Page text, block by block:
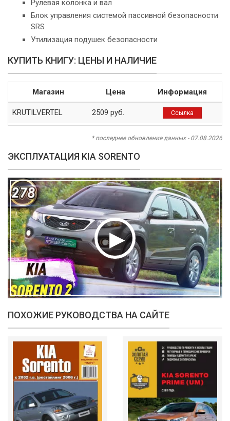
Рулевая колонка и вал
Блок управления системой пассивной безопасности
SRS
Утилизация подушек безопасности
КУПИТЬ КНИГУ: ЦЕНЫ И НАЛИЧИЕ
Магазин Цена Информация
KRUTILVERTEL 2509 руб. Ссылка
* последнее обновление данных - 07.08.2026
ЭКСПЛУАТАЦИЯ KIA SORENTO
ПОХОЖИЕ РУКОВОДСТВА НА САЙТЕ